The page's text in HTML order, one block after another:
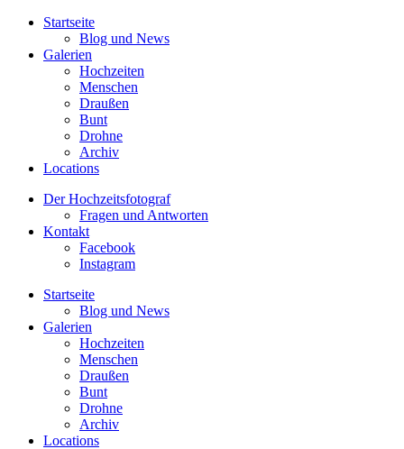
Startseite
Blog und News
Galerien
Hochzeiten
Menschen
Draußen
Bunt
Drohne
Archiv
Locations
Der Hochzeitsfotograf
Fragen und Antworten
Kontakt
Facebook
Instagram
Startseite
Blog und News
Galerien
Hochzeiten
Menschen
Draußen
Bunt
Drohne
Archiv
Locations